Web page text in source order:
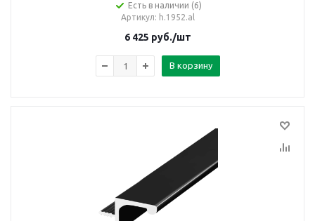
Есть в наличии (6)
Артикул: h.1952.al
6 425 руб./шт
В корзину